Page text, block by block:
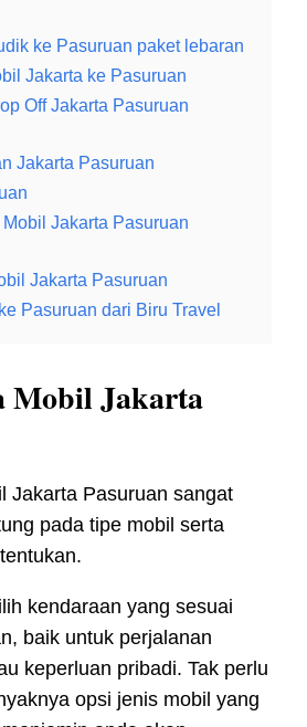
ke Pasuruan paket lebaran
Jakarta ke Pasuruan
Off Jakarta Pasuruan
Jakarta Pasuruan
Jakarta Pasuruan
Jakarta Pasuruan
Pasuruan dari Biru Travel
Mobil Jakarta
Jakarta Pasuruan sangat
pada tipe mobil serta
kendaraan yang sesuai
baik untuk perjalanan
keperluan pribadi. Tak perlu
opsi jenis mobil yang